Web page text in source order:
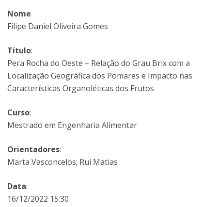
Nome
Filipe Daniel Oliveira Gomes
Título:
Pera Rocha do Oeste – Relação do Grau Brix com a
Localização Geográfica dos Pomares e Impacto nas
Características Organoléticas dos Frutos
Curso:
Mestrado em Engenharia Alimentar
Orientadores:
Marta Vasconcelos; Rui Matias
Data:
16/12/2022 15:30